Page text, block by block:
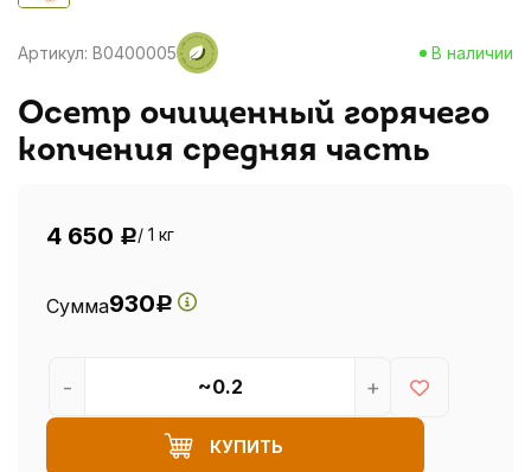
Артикул: B0400005 В наличии
Осетр очищенный горячего
копчения средняя часть
4 650 Р/ 1 кг
Сумма930Р
КУПИТЬ
- +